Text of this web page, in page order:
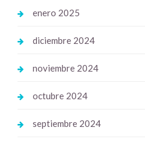
enero 2025
diciembre 2024
noviembre 2024
octubre 2024
septiembre 2024